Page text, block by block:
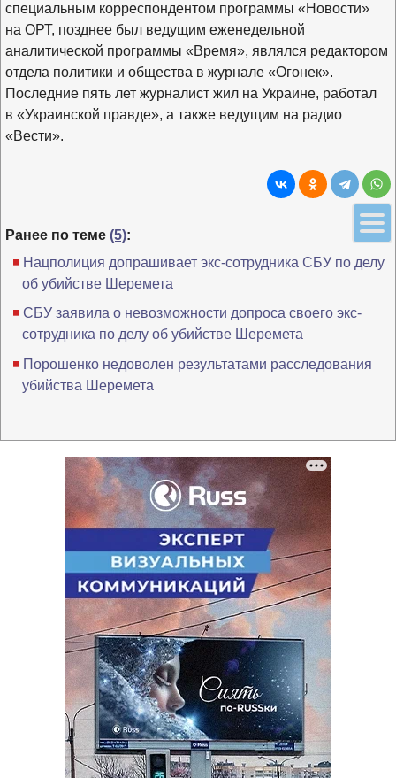
специальным корреспондентом программы «Новости»
на ОРТ, позднее был ведущим еженедельной
аналитической программы «Время», являлся редактором
отдела политики и общества в журнале «Огонек».
Последние пять лет журналист жил на Украине, работал
в «Украинской правде», а также ведущим на радио
«Вести».
Ранее по теме (5):
Нацполиция допрашивает экс-сотрудника СБУ по делу
об убийстве Шеремета
СБУ заявила о невозможности допроса своего экс-
сотрудника по делу об убийстве Шеремета
Порошенко недоволен результатами расследования
убийства Шеремета